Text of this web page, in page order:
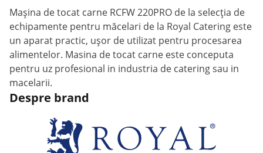
Mașina de tocat carne RCFW 220PRO de la selecția de
echipamente pentru măcelari de la Royal Catering este
un aparat practic, ușor de utilizat pentru procesarea
alimentelor. Masina de tocat carne este conceputa
pentru uz profesional in industria de catering sau in
macelarii.
Despre brand